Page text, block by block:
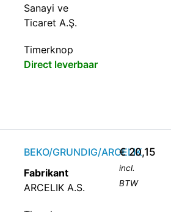
Sanayi ve
Ticaret A.Ş.
Timerknop
Direct leverbaar
BEKO/GRUNDIG/ARCELIK
Fabrikant
ARCELIK A.S.
€20,15
incl.
BTW